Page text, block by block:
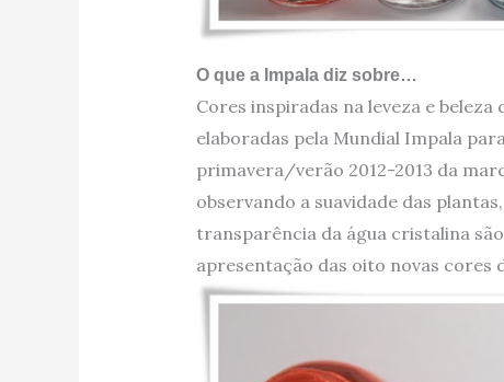
O que a Impala diz sobre…
Cores inspiradas na leveza e
elaboradas pela Mundial Impala
primavera/verão 2012-2013 da
observando a suavidade das
transparência da água cristalina
apresentação das oito novas cores